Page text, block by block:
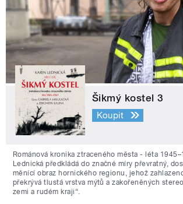
Šikmý kostel 3
Koupit
Románová kronika ztraceného města - léta
Lednická předkládá do značné míry převratný,
měnící obraz hornického regionu, jehož
překrývá tlustá vrstva mýtů a zakořeněných
zemi a rudém kraji“.